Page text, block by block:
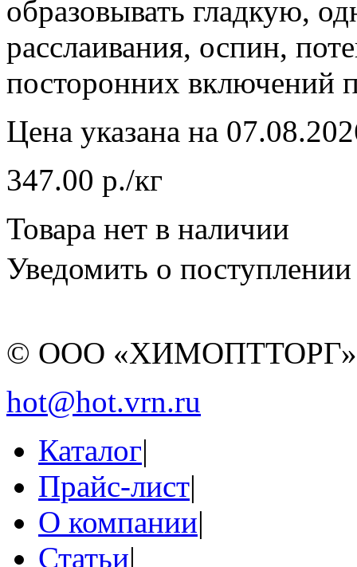
образовывать гладкую,
расслаивания, оспин,
посторонних включений
Цена указана на
347.00 р./кг
Товара нет в наличии
Уведомить о поступлении
© ООО
hot@hot.vrn.ru
Каталог|
Прайс-лист|
О компании|
Статьи|